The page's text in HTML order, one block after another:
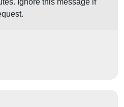
Ignore this message if